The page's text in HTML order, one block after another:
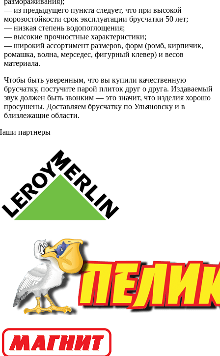
— из предыдущего пункта следует, что при высокой
морозостойкости срок эксплуатации брусчатки 50 лет;
— низкая степень водопоглощения;
— высокие прочностные характеристики;
— широкий ассортимент размеров, форм (ромб, кирпичик,
ромашка, волна, мерседес, фигурный клевер) и весов
материала.
Чтобы быть уверенным, что вы купили качественную
брусчатку, постучите парой плиток друг о друга. Издаваемый
звук должен быть звонким — это значит, что изделия хорошо
просушены. Доставляем брусчатку по Ульяновску и в
близлежащие области.
партнеры